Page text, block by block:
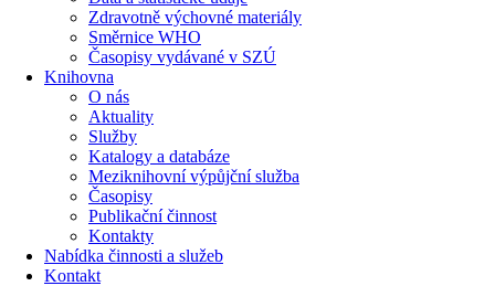
Zdravotně výchovné materiály
Směrnice WHO
Časopisy vydávané v SZÚ
Knihovna
O nás
Aktuality
Služby
Katalogy a databáze
Meziknihovní výpůjční služba
Časopisy
Publikační činnost
Kontakty
Nabídka činnosti a služeb
Kontakt